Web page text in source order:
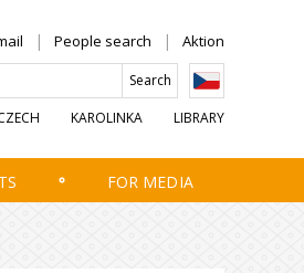
People search Aktion
KAROLINKA LIBRARY
FOR MEDIA